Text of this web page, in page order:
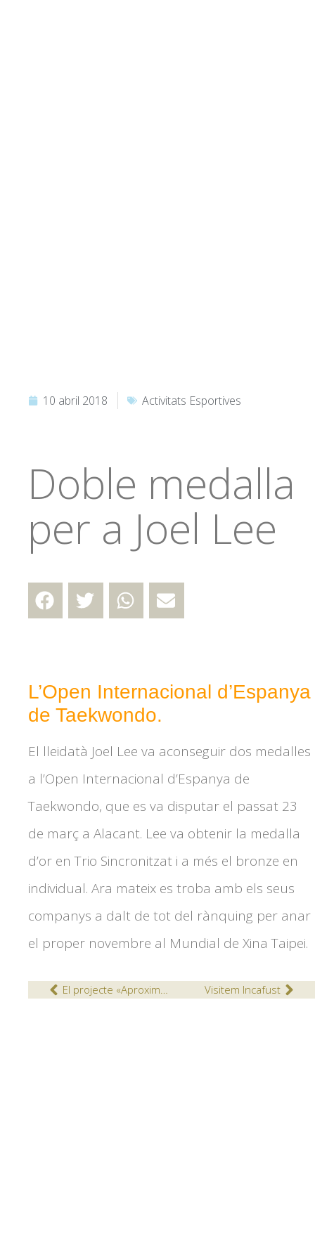
10 abril 2018 Activitats Esportives
Doble medalla
per a Joel Lee
L’Open Internacional d’Espanya
de Taekwondo.
El lleidatà Joel Lee va aconseguir dos medalles
a l’Open Internacional d’Espanya de
Taekwondo, que es va disputar el passat 23
de març a Alacant. Lee va obtenir la medalla
d’or en Trio Sincronitzat i a més el bronze en
individual. Ara mateix es troba amb els seus
companys a dalt de tot del rànquing per anar
el proper novembre al Mundial de Xina Taipei.
El projecte «Aproximació a l’instrument» conclourà amb un concert obert a tothom! Visitem Incafust